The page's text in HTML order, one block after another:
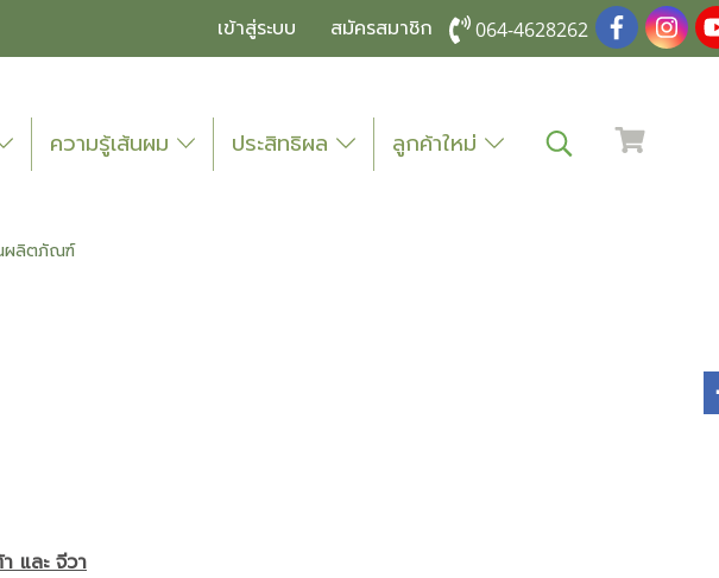
เข้าสู่ระบบ สมัครสมาชิก 064-4628262
ความรู้เส้นผม ประสิทธิผล ลูกค้าใหม่
ผลิตภัณฑ์
และ จีวา